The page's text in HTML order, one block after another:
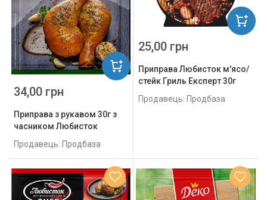
Приправа з рукавом 30г з
часником Любисток
Продавець: Продбаза
34,00 грн
Приправа Любисток м'ясо/
стейк Гриль Експерт 30г
Продавець: Продбаза
25,00 грн